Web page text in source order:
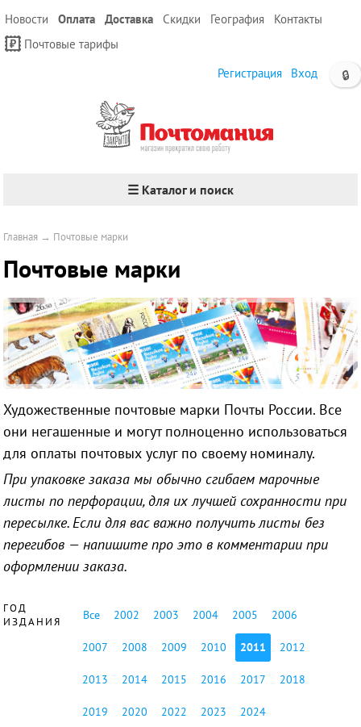
Новости Оплата Доставка Скидки География
Контакты
Почтовые тарифы
🔒
Регистрация Вход
☰ Каталог и поиск
Главная → Почтовые марки
Почтовые марки
Художественные почтовые марки Почты России. Все
они негашенные и могут полноценно использоваться
для оплаты почтовых услуг по своему номиналу.
При упаковке заказа мы обычно сгибаем марочные
листы по перфорации, для их лучшей сохранности при
пересылке. Если для вас важно получить листы без
перегибов — напишите про это в комментарии при
оформлении заказа.
ГОД
ИЗДАНИЯ
Все 2002 2003 2004 2005 2006
2007 2008 2009 2010 2011 2012
2013 2014 2015 2016 2017 2018
2019 2020 2022 2023 2024